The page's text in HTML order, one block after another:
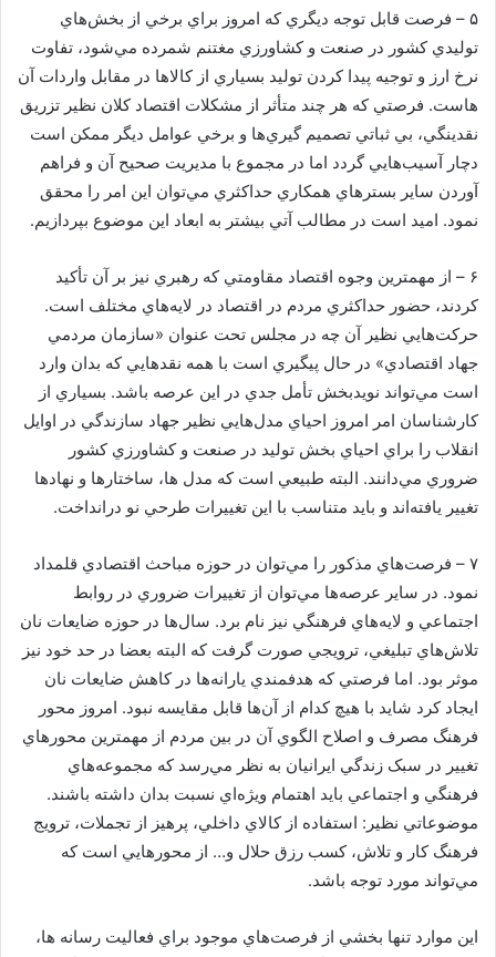
۵ – فرصت قابل توجه ديگري که امروز براي برخي از بخش‌هاي
توليدي کشور در صنعت و کشاورزي مغتنم شمرده مي‌شود، تفاوت
نرخ ارز و توجيه پيدا کردن توليد بسياري از کالاها در مقابل واردات آن
هاست. فرصتي که هر چند متأثر از مشکلات اقتصاد کلان نظير تزريق
نقدينگي، بي ثباتي تصميم گيري‌ها و برخي عوامل ديگر ممکن است
دچار آسيب‌هايي گردد اما در مجموع با مديريت صحيح آن و فراهم
آوردن ساير بسترهاي همکاري حداکثري مي‌توان اين امر را محقق
نمود. اميد است در مطالب آتي بيشتر به ابعاد اين موضوع بپردازيم.
۶ – از مهمترين وجوه اقتصاد مقاومتي که رهبري نيز بر آن تأکيد
کردند، حضور حداکثري مردم در اقتصاد در لايه‌هاي مختلف است.
حرکت‌هايي نظير آن چه در مجلس تحت عنوان «سازمان مردمي
جهاد اقتصادي» در حال پيگيري است با همه نقدهايي که بدان وارد
است مي‌تواند نويدبخش تأمل جدي در اين عرصه باشد. بسياري از
کارشناسان امر امروز احياي مدل‌هايي نظير جهاد سازندگي در اوايل
انقلاب را براي احياي بخش توليد در صنعت و کشاورزي کشور
ضروري مي‌دانند. البته طبيعي است که مدل ها، ساختارها و نهادها
تغيير يافته‌اند و بايد متناسب با اين تغييرات طرحي نو درانداخت.
۷ – فرصت‌هاي مذکور را مي‌توان در حوزه مباحث اقتصادي قلمداد
نمود. در ساير عرصه‌ها مي‌توان از تغييرات ضروري در روابط
اجتماعي و لايه‌هاي فرهنگي نيز نام برد. سال‌ها در حوزه ضايعات نان
تلاش‌هاي تبليغي، ترويجي صورت گرفت که البته بعضا در حد خود نيز
موثر بود. اما فرصتي که هدفمندي يارانه‌ها در کاهش ضايعات نان
ايجاد کرد شايد با هيچ کدام از آن‌ها قابل مقايسه نبود. امروز محور
فرهنگ مصرف و اصلاح الگوي آن در بين مردم از مهمترين محورهاي
تغيير در سبک زندگي ايرانيان به نظر مي‌رسد که مجموعه‌هاي
فرهنگي و اجتماعي بايد اهتمام ويژه‌اي نسبت بدان داشته باشند.
موضوعاتي نظير: استفاده از کالاي داخلي، پرهيز از تجملات، ترويج
فرهنگ کار و تلاش، کسب رزق حلال و… از محورهايي است که
مي‌تواند مورد توجه باشد.
اين موارد تنها بخشي از فرصت‌هاي موجود براي فعاليت رسانه ها،